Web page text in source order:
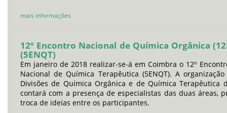
mais informações
12º Encontro Nacional de Química Orgânica
(5ENQT)
Em janeiro de 2018 realizar-se-á em Coimbra o 12º
Nacional de Química Terapêutica (5ENQT). A
Divisões de Química Orgânica e de Química Terapêutica
contará com a presença de especialistas das duas áreas,
troca de ideias entre os participantes.